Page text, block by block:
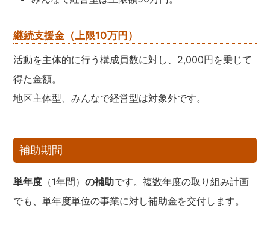
継続支援金（上限10万円）
活動を主体的に行う構成員数に対し、2,000円を乗じて
得た金額。
地区主体型、みんなで経営型は対象外です。
補助期間
単年度 （1年間）の補助です。複数年度の取り組み計画
でも、単年度単位の事業に対し補助金を交付します。